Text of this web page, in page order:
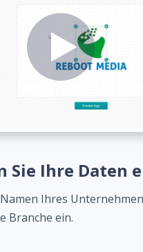
Sie Ihre Daten
Ihres
Branche ein.